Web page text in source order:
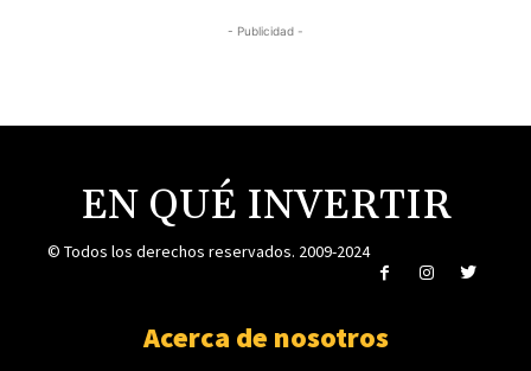
- Publicidad -
EN QUÉ INVERTIR
© Todos los derechos reservados. 2009-2024
Acerca de nosotros